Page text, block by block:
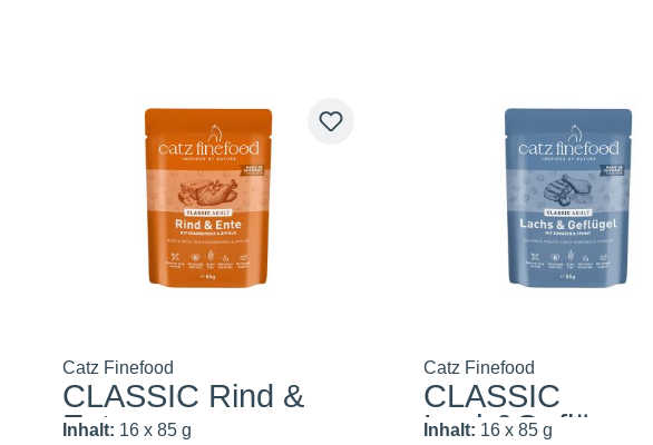
Catz Finefood
CLASSIC Rind &
Ente
Inhalt: 16 x 85 g
Catz Finefood
CLASSIC
Lach&Geflüg
Inhalt: 16 x 85 g